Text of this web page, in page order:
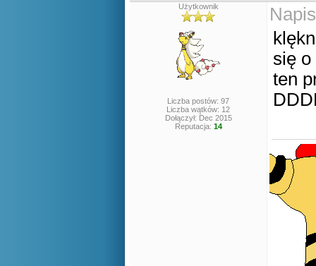
Użytkownik
Liczba postów: 97
Liczba wątków: 12
Dołączył: Dec 2015
Reputacja: 14
się o
ten